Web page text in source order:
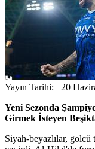
Yayın Tarihi: 20
Yeni Sezonda
Girmek İsteyen
Siyah-beyazlılar, golcü